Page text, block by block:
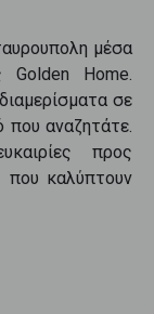
μέσα
Home.
σε
που αναζητάτε.
προς
που καλύπτουν